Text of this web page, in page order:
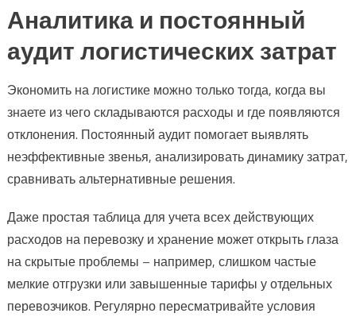
Аналитика и постоянный
аудит логистических затрат
Экономить на логистике можно только тогда, когда вы
знаете из чего складываются расходы и где появляются
отклонения. Постоянный аудит помогает выявлять
неэффективные звенья, анализировать динамику затрат,
сравнивать альтернативные решения.
Даже простая таблица для учета всех действующих
расходов на перевозку и хранение может открыть глаза
на скрытые проблемы – например, слишком частые
мелкие отгрузки или завышенные тарифы у отдельных
перевозчиков. Регулярно пересматривайте условия